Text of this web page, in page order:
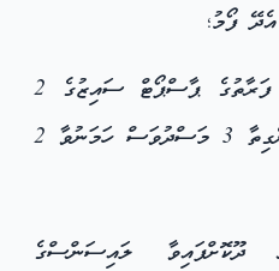
ފޯމު؛
ލައިސަންސަށް އެދޭ ފަރާތުގެ ޕާސްޕޯޓް ސައިޒުގެ 2
(ދޭއް) ފޮޓޯ (ފޮޓޯ ނެގިތާ 3 މަސްދުވަސް ހަމަނުވާ 2
ދޫކޮށްފައިވާ ލައިސަންސްގެ